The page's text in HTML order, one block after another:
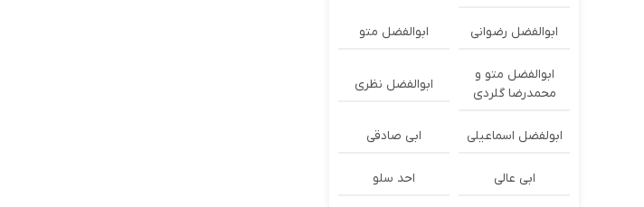
ابوالفضل رضوانی ابوالفضل متو
ابوالفضل متو و
محمدرضا گلردی
ابوالفضل نظری
ابولفضل اسماعیلی ابی صادقی
ابی عالی احد سلو